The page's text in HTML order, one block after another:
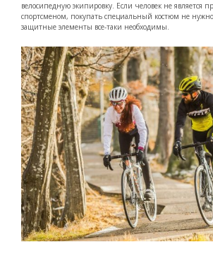
велосипедную экипировку. Если человек не является
спортсменом, покупать специальный костюм не
защитные элементы все-таки необходимы.